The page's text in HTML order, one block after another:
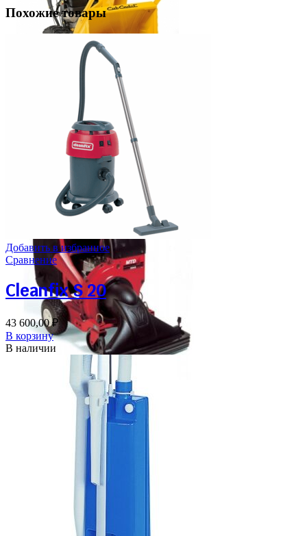
528 HD SWE
Похожие товары
Добавить в избранное
Сравнение
Cleanfix S 20
43 600,00₽
В корзину
В наличии